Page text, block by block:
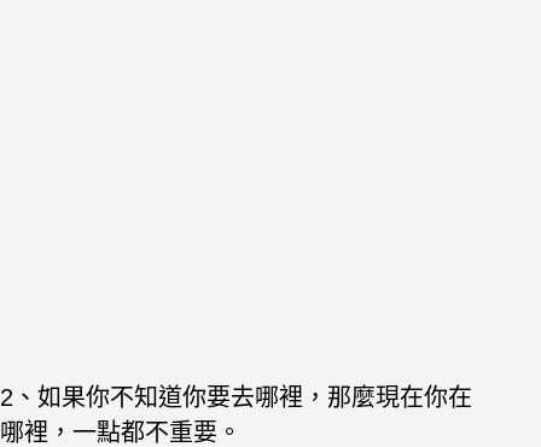
2、如果你不知道你要去哪裡，那麼現在你在
哪裡，一點都不重要。